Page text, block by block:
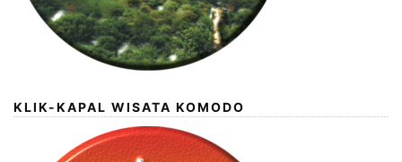
KLIK-KAPAL WISATA KOMODO